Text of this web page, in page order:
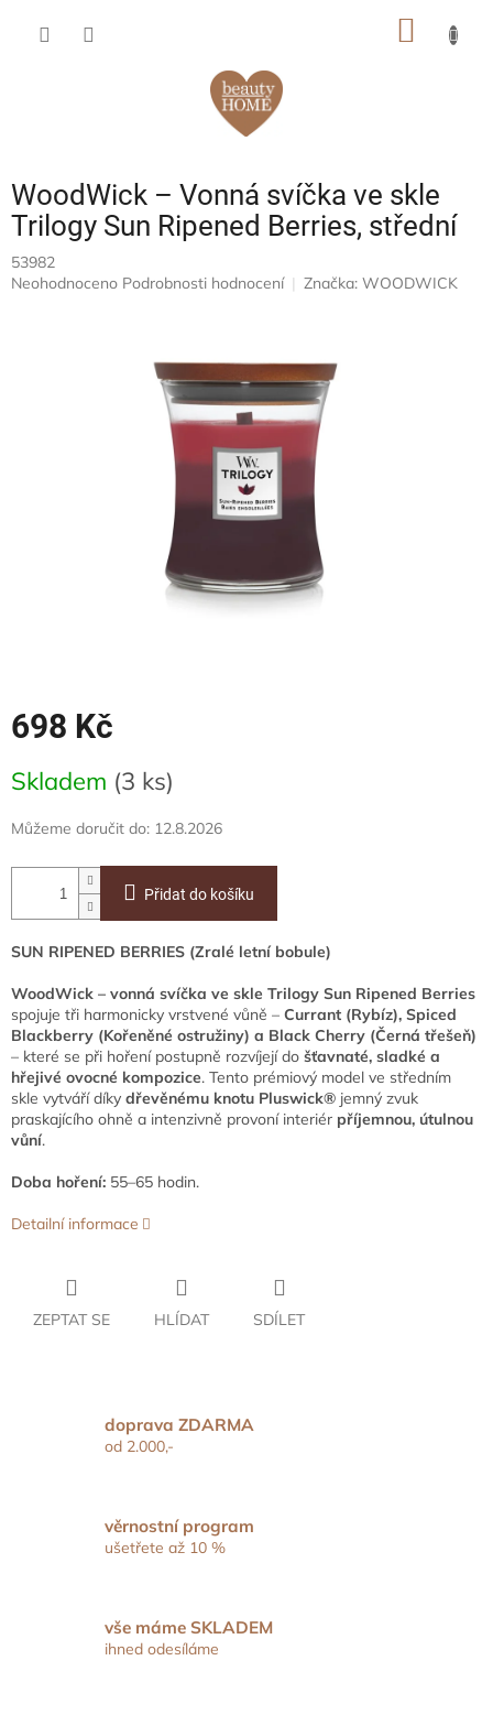
WoodWick – Vonná svíčka ve skle
Trilogy Sun Ripened Berries, střední
53982
Průměrné
Neohodnoceno Podrobnosti hodnocení Značka: WOODWICK
698 Kč
cena:
Skladem (3 ks)
Můžeme doručit do: 12.8.2026
Přidat do košíku
SUN RIPENED BERRIES (Zralé letní bobule)
WoodWick – vonná svíčka ve skle Trilogy Sun Ripened Berries
spojuje tři harmonicky vrstvené vůně – Currant (Rybíz), Spiced
Blackberry (Kořeněné ostružiny) a Black Cherry (Černá třešeň)
– které se při hoření postupně rozvíjejí do šťavnaté, sladké a
hřejivé ovocné kompozice. Tento prémiový model ve středním
skle vytváří díky dřevěnému knotu Pluswick® jemný zvuk
praskajícího ohně a intenzivně provoní interiér příjemnou, útulnou
vůní.
Doba hoření: 55–65 hodin.
Detailní informace
ZEPTAT SE HLÍDAT SDÍLET
doprava ZDARMA
od 2.000,-
věrnostní program
ušetřete až 10 %
vše máme SKLADEM
ihned odesíláme